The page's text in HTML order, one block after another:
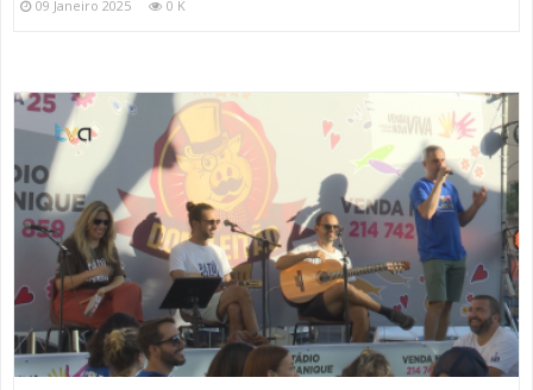
09 Janeiro 2025 0 K